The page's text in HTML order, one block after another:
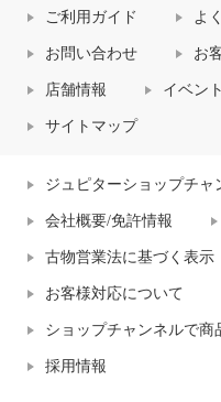
ご利用ガイド よ
お問い合わせ お
店舗情報 イベン
サイトマップ
ジュピターショップチャ
会社概要/免許情報
古物営業法に基づく表示
お客様対応について
ショップチャンネルで商
採用情報